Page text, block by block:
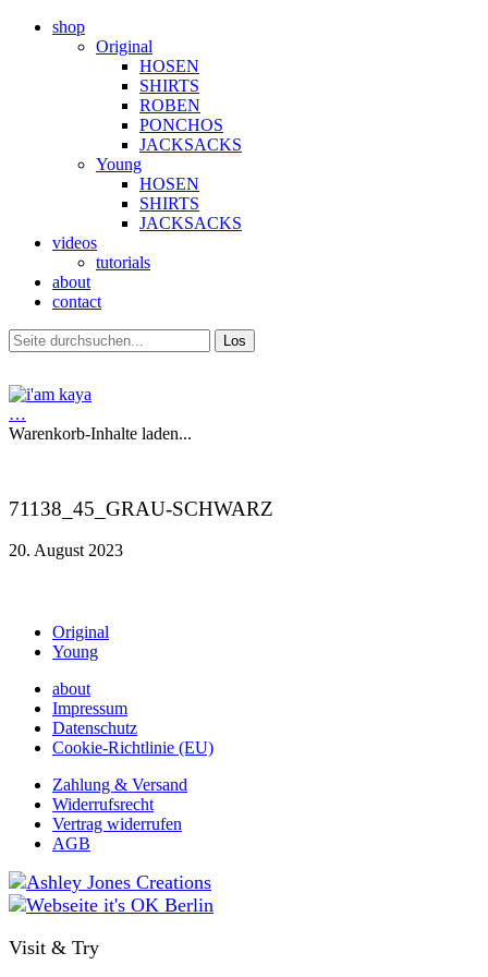
shop
Original
HOSEN
SHIRTS
ROBEN
PONCHOS
JACKSACKS
Young
HOSEN
SHIRTS
JACKSACKS
videos
tutorials
about
contact
…
Warenkorb-Inhalte laden...
71138_45_GRAU-SCHWARZ
20. August 2023
Original
Young
about
Impressum
Datenschutz
Cookie-Richtlinie (EU)
Zahlung & Versand
Widerrufsrecht
Vertrag widerrufen
AGB
Visit & Try